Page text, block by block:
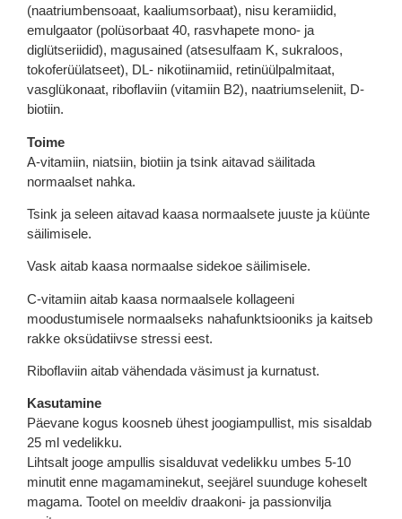
(naatriumbensoaat, kaaliumsorbaat), nisu keramiidid,
emulgaator (polüsorbaat 40, rasvhapete mono- ja
diglütseriidid), magusained (atsesulfaam K, sukraloos,
tokoferüülatseet), DL- nikotiinamiid, retinüülpalmitaat,
vasglükonaat, riboflaviin (vitamiin B2), naatriumseleniit, D-
biotiin.
Toime
A-vitamiin, niatsiin, biotiin ja tsink aitavad säilitada
normaalset nahka.
Tsink ja seleen aitavad kaasa normaalsete juuste ja küünte
säilimisele.
Vask aitab kaasa normaalse sidekoe säilimisele.
C-vitamiin aitab kaasa normaalsele kollageeni
moodustumisele normaalseks nahafunktsiooniks ja kaitseb
rakke oksüdatiivse stressi eest.
Riboflaviin aitab vähendada väsimust ja kurnatust.
Kasutamine
Päevane kogus koosneb ühest joogiampullist, mis sisaldab
25 ml vedelikku.
Lihtsalt jooge ampullis sisalduvat vedelikku umbes 5-10
minutit enne magamaminekut, seejärel suunduge koheselt
magama. Tootel on meeldiv draakoni- ja passionvilja